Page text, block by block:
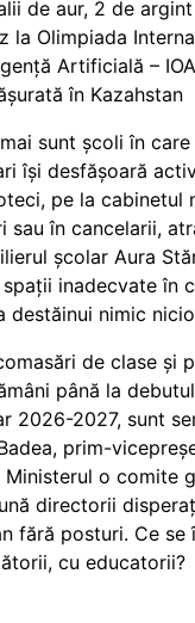
de aur, 2 de
la Olimpiada
Artificială –
în Kazahstan
sunt școli în
își desfășoară
pe la cabinetul
sau în cancelarii,
școlar Aura
spații inadecvate în
destăinui nimic
de clase și
până la
2026-2027, sunt
prim-
Ministerul o comite
directorii
fără posturi. Ce se
cu educatorii?